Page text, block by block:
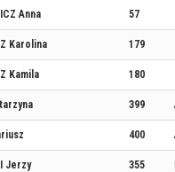
Anna 57
Karolina 179
Kamila 180
399
400
Jerzy 355